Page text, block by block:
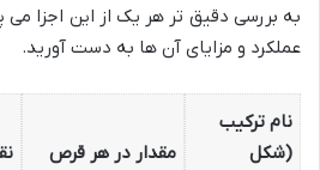
به بررسی دقیق تر هر یک از این اجزا می
عملکرد و مزایای آن ها به دست آورید.
نام ترکیب
(شکل
مقدار در هر قرص